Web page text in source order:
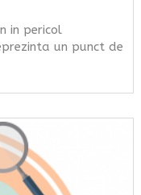
in pericol
un punct de